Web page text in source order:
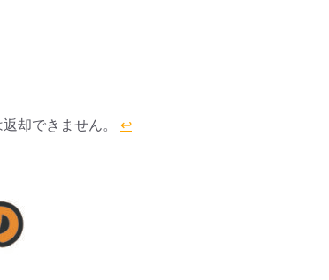
却できません。 ↩︎